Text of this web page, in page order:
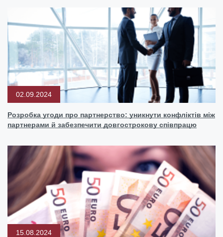
02.09.2024
Розробка угоди про партнерство: уникнути конфліктів між
партнерами й забезпечити довгострокову співпрацю
15.08.2024